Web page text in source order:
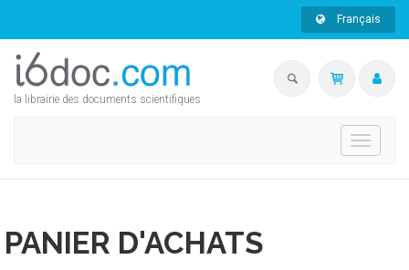
Français
la librairie des documents scientifiques
Toggle
PANIER D'ACHATS